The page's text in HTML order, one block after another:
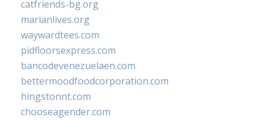
catfriends-bg.org
marianlives.org
waywardtees.com
pidfloorsexpress.com
bancodevenezuelaen.com
bettermoodfoodcorporation.com
hingstonnt.com
chooseagender.com